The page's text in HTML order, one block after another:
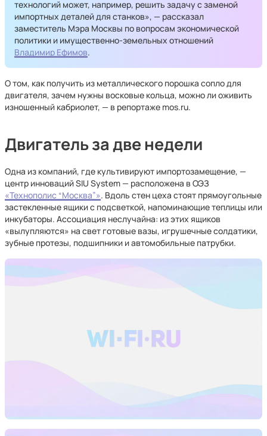
технологий может, например, решить задачу с заменой
импортных деталей для станков», — рассказал
заместитель Мэра Москвы по вопросам экономической
политики и имущественно-земельных отношений
Владимир Ефимов.
О том, как получить из металлического порошка сопло для
двигателя, зачем нужны восковые кольца, можно ли оживить
изношенный кабриолет, — в репортаже mos.ru.
Двигатель за две недели
Одна из компаний, где культивируют импортозамещение, —
центр инноваций SIU System — расположена в ОЭЗ
«Технополис “Москва”». Вдоль стен цеха стоят прямоугольные
застекленные ящики с подсветкой, напоминающие теплицы или
инкубаторы. Ассоциация неслучайна: из этих ящиков
«вылупляются» на свет готовые вазы, игрушечные солдатики,
зубные протезы, подшипники и автомобильные патрубки.